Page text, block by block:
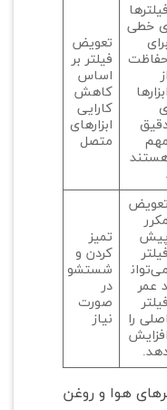
فیلترها
خطی
برای
از
ابزارها
مهم
.
تعویض
فیلتر بر
اساس
کاهش
کارایی
ابزارهای
متصل
تعویض
مکرر
پیش
فیلتر
می‌توان
عمر
فیلتر
اصلی را
افزایش
تمیز
کردن و
شستشو
در
صورت
نیاز
هوا و روغن